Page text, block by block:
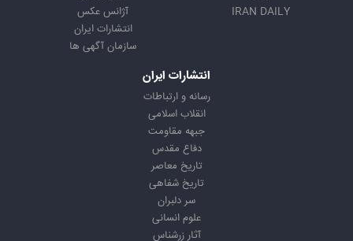
IRAN DAILY
آژانس عکس
انتشارات ایران
سازمان آگهی ها
انتشارات ایران
رسانه و ارتباطات
انقلاب اسلامی
جبهه مقاومت
دفاع مقدس
تاریخ معاصر
تاریخ شفاهی
سر دلبران
علوم انسانی
آثار زرشناس